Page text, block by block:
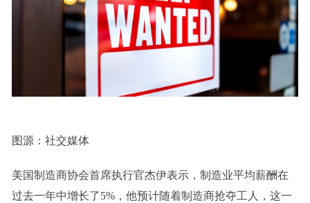
图源：社交媒体
美国制造商协会首席执行官杰伊表示，制造业平均薪酬在
过去一年中增长了5%，他预计随着制造商抢夺工人，这一